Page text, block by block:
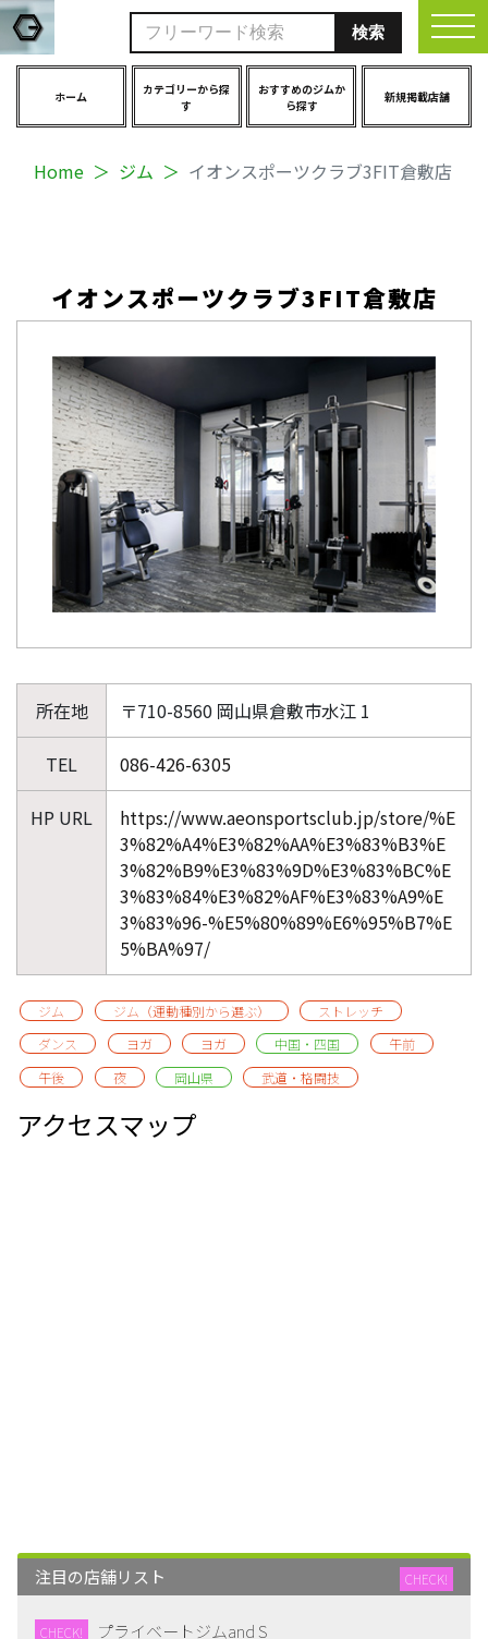
ホーム
カテゴリーから探
す
おすすめのジムか
ら探す
新規掲載店舗
Home ジム イオンスポーツクラブ3FIT倉敷店
イオンスポーツクラブ3FIT倉敷店
所在地 〒710-8560 岡山県倉敷市水江 1
TEL 086-426-6305
HP URL
https://www.aeonsportsclub.jp/store/%E
3%82%A4%E3%82%AA%E3%83%B3%E
3%82%B9%E3%83%9D%E3%83%BC%E
3%83%84%E3%82%AF%E3%83%A9%E
3%83%96-%E5%80%89%E6%95%B7%E
5%BA%97/
ジム ジム（運動種別から選ぶ）
ストレッチ
ダンス
ヨガ ヨガ 中国・四国
午前
午後
夜 岡山県 武道・格闘技
アクセスマップ
注目の店舗リスト CHECK!
CHECK! プライベートジムand S